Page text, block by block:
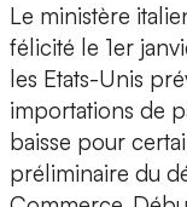
Le ministère
félicité le 1er
les Etats-Unis
importations de
baisse pour
préliminaire du